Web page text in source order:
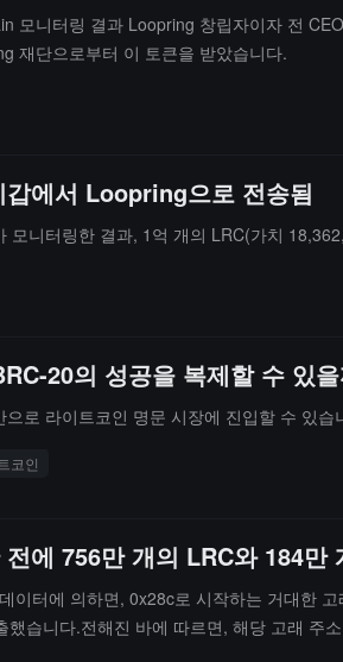
모니터링 결과 Loopring 창립자이자 전
재단으로부터 이 토큰을 받았습니다.
에서 Loopring으로 전송됨
니터링한 결과, 1억 개의 LRC(가치
20의 성공을 복제할 수 있
로 라이트코인 명문 시장에 진입할 수 있습
코인
에 756만 개의 LRC와 184만
이터에 의하면, 0x28c로 시작하는 거대한
습니다.전해진 바에 따르면, 해당 고래